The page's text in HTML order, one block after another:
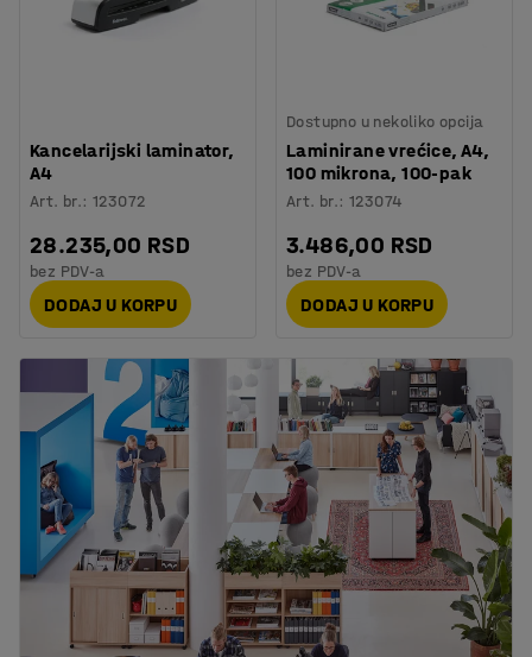
Kancelarijski laminator,
A4
Art. br.:123072
28.235,00 RSD
bez PDV-a
DODAJ U KORPU
Dostupno u nekoliko opcija
Laminirane vrećice, A4,
100 mikrona, 100-pak
Art. br.:123074
3.486,00 RSD
bez PDV-a
DODAJ U KORPU